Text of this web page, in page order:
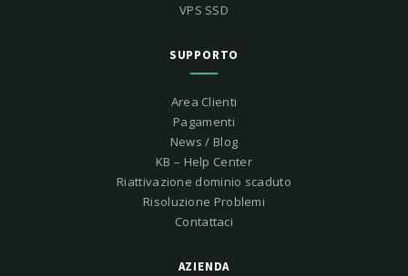
VPS SSD
SUPPORTO
Area Clienti
Pagamenti
News / Blog
KB – Help Center
Riattivazione dominio scaduto
Risoluzione Problemi
Contattaci
AZIENDA